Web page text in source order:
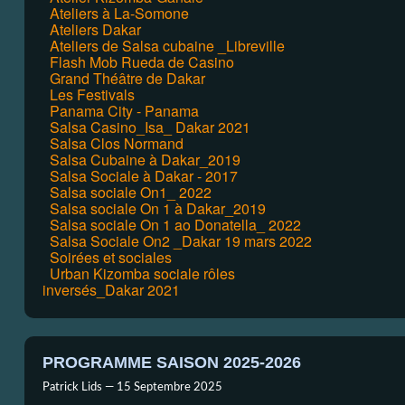
Ateliers à La-Somone
Ateliers Dakar
Ateliers de Salsa cubaine _Libreville
Flash Mob Rueda de Casino
Grand Théâtre de Dakar
Les Festivals
Panama City - Panama
Salsa Casino_Isa_ Dakar 2021
Salsa Clos Normand
Salsa Cubaine à Dakar_2019
Salsa Sociale à Dakar - 2017
Salsa sociale On1_ 2022
Salsa sociale On 1 à Dakar_2019
Salsa sociale On 1 ao Donatella_ 2022
Salsa Sociale On2 _Dakar 19 mars 2022
Soirées et sociales
Urban Kizomba sociale rôles
inversés_Dakar 2021
PROGRAMME SAISON 2025-2026
Patrick Lids — 15 Septembre 2025